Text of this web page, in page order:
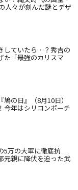
人々が刻んだ謎とデザ
していたら…？秀吉の
た「最強のカリスマ
の日』（8月10日）
今年はシリコンポーチ
5万の大軍に徹底抗
元親に降伏を迫った武